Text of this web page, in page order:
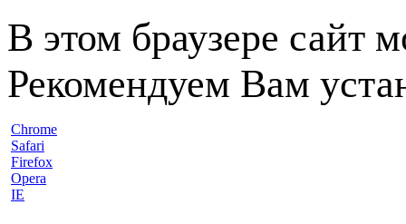
В этом браузере сайт
Рекомендуем Вам
Chrome
Safari
Firefox
Opera
IE